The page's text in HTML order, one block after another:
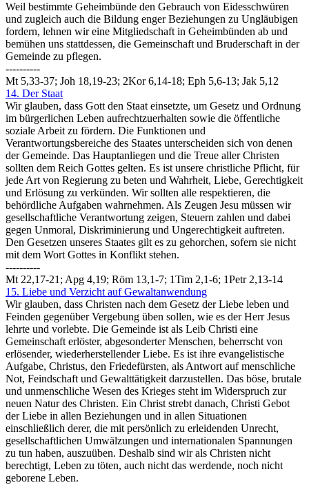
Weil bestimmte Geheimbünde den Gebrauch von Eidesschwüren
und zugleich auch die Bildung enger Beziehungen zu Ungläubigen
fordern, lehnen wir eine Mitgliedschaft in Geheimbünden ab und
bemühen uns stattdessen, die Gemeinschaft und Bruderschaft in der
Gemeinde zu pflegen.
----------
Mt 5,33-37; Joh 18,19-23; 2Kor 6,14-18; Eph 5,6-13; Jak 5,12
14. Der Staat
Wir glauben, dass Gott den Staat einsetzte, um Gesetz und Ordnung
im bürgerlichen Leben aufrechtzuerhalten sowie die öffentliche
soziale Arbeit zu fördern. Die Funktionen und
Verantwortungsbereiche des Staates unterscheiden sich von denen
der Gemeinde. Das Hauptanliegen und die Treue aller Christen
sollten dem Reich Gottes gelten. Es ist unsere christliche Pflicht, für
jede Art von Regierung zu beten und Wahrheit, Liebe, Gerechtigkeit
und Erlösung zu verkünden. Wir sollten alle respektieren, die
behördliche Aufgaben wahrnehmen. Als Zeugen Jesu müssen wir
gesellschaftliche Verantwortung zeigen, Steuern zahlen und dabei
gegen Unmoral, Diskriminierung und Ungerechtigkeit auftreten.
Den Gesetzen unseres Staates gilt es zu gehorchen, sofern sie nicht
mit dem Wort Gottes in Konflikt stehen.
----------
Mt 22,17-21; Apg 4,19; Röm 13,1-7; 1Tim 2,1-6; 1Petr 2,13-14
15. Liebe und Verzicht auf Gewaltanwendung
Wir glauben, dass Christen nach dem Gesetz der Liebe leben und
Feinden gegenüber Vergebung üben sollen, wie es der Herr Jesus
lehrte und vorlebte. Die Gemeinde ist als Leib Christi eine
Gemeinschaft erlöster, abgesonderter Menschen, beherrscht von
erlösender, wiederherstellender Liebe. Es ist ihre evangelistische
Aufgabe, Christus, den Friedefürsten, als Antwort auf menschliche
Not, Feindschaft und Gewalttätigkeit darzustellen. Das böse, brutale
und unmenschliche Wesen des Krieges steht im Widerspruch zur
neuen Natur des Christen. Ein Christ strebt danach, Christi Gebot
der Liebe in allen Beziehungen und in allen Situationen
einschließlich derer, die mit persönlich zu erleidenden Unrecht,
gesellschaftlichen Umwälzungen und internationalen Spannungen
zu tun haben, auszuüben. Deshalb sind wir als Christen nicht
berechtigt, Leben zu töten, auch nicht das werdende, noch nicht
geborene Leben.